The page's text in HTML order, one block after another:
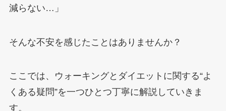
減らない…」
そんな不安を感じたことはありませんか？
ここでは、ウォーキングとダイエットに関する“よ
くある疑問”を一つひとつ丁寧に解説していきま
す。